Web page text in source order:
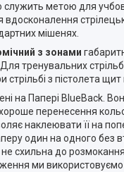
метою для
вдосконалення
мішенях.
з зонами
Для тренувальних
стрільбі з пістолета
на Папері BlueBack.
перенесення
наклеювати її на
один на одного без
схильна до розмокання
ми використовуємо